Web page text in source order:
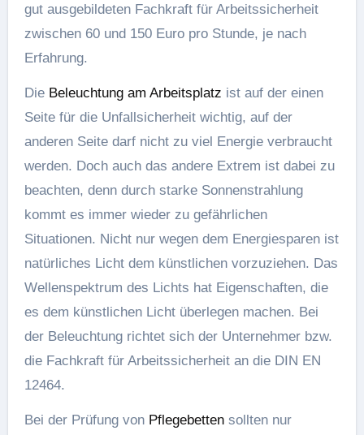
gut ausgebildeten Fachkraft für Arbeitssicherheit
zwischen 60 und 150 Euro pro Stunde, je nach
Erfahrung.
Die Beleuchtung am Arbeitsplatz ist auf der einen
Seite für die Unfallsicherheit wichtig, auf der
anderen Seite darf nicht zu viel Energie verbraucht
werden. Doch auch das andere Extrem ist dabei zu
beachten, denn durch starke Sonnenstrahlung
kommt es immer wieder zu gefährlichen
Situationen. Nicht nur wegen dem Energiesparen ist
natürliches Licht dem künstlichen vorzuziehen. Das
Wellenspektrum des Lichts hat Eigenschaften, die
es dem künstlichen Licht überlegen machen. Bei
der Beleuchtung richtet sich der Unternehmer bzw.
die Fachkraft für Arbeitssicherheit an die DIN EN
12464.
Bei der Prüfung von Pflegebettensollten nur